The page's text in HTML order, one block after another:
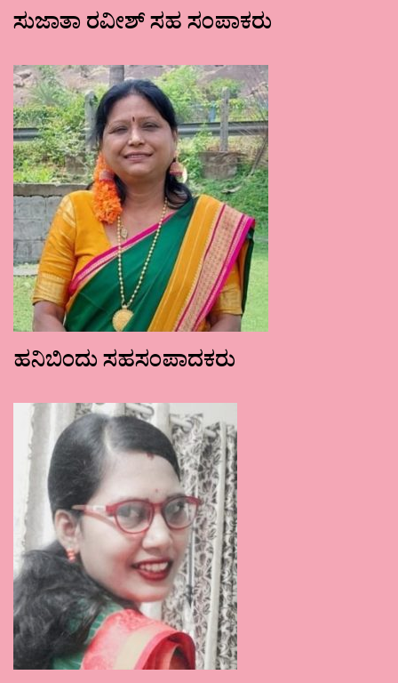
ಸುಜಾತಾ ರವೀಶ್ ಸಹ ಸಂಪಾಕರು
ಹನಿಬಿಂದು ಸಹಸಂಪಾದಕರು